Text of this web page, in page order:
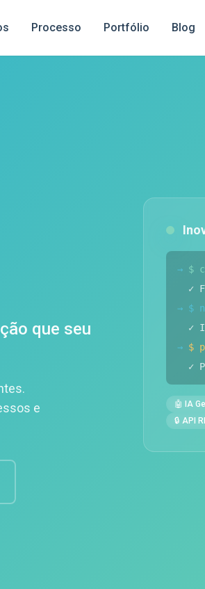
Processo Portfólio Blog
que seu
e
→ $
✓
→ $
✓
→ $
✓
🤖 IA
🔒 API